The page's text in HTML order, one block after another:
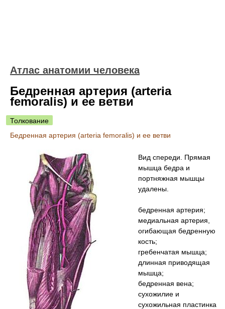
Атлас анатомии человека
Бедренная артерия (arteria
femoralis) и ее ветви
Толкование
Бедренная артерия (arteria femoralis) и ее ветви
Вид спереди. Прямая
мышца бедра и
портняжная мышцы
удалены.
бедренная артерия;
медиальная артерия,
огибающая бедренную
кость;
гребенчатая мышца;
длинная приводящая
мышца;
бедренная вена;
сухожилие и
сухожильная пластинка